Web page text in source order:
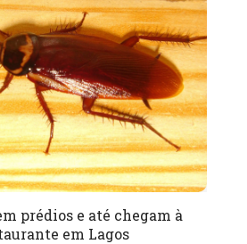
prédios e até chegam à
em Lagos